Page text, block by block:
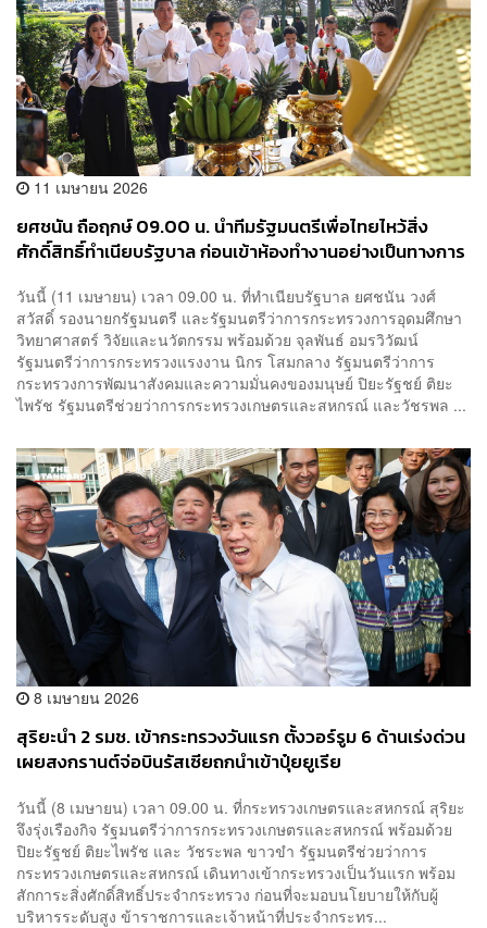
11 เมษายน 2026
ยศชนัน ถือฤกษ์ 09.00 น. นำทีมรัฐมนตรีเพื่อไทยไหว้สิ่ง
ศักดิ์สิทธิ์ทำเนียบรัฐบาล ก่อนเข้าห้องทำงานอย่างเป็นทางการ
วันนี้ (11 เมษายน) เวลา 09.00 น. ที่ทำเนียบรัฐบาล ยศชนัน วงศ์
สวัสดิ์ รองนายกรัฐมนตรี และรัฐมนตรีว่าการกระทรวงการอุดมศึกษา
วิทยาศาสตร์ วิจัยและนวัตกรรม พร้อมด้วย จุลพันธ์ อมรวิวัฒน์
รัฐมนตรีว่าการกระทรวงแรงงาน นิกร โสมกลาง รัฐมนตรีว่าการ
กระทรวงการพัฒนาสังคมและความมั่นคงของมนุษย์ ปิยะรัฐชย์ ติยะ
ไพรัช รัฐมนตรีช่วยว่าการกระทรวงเกษตรและสหกรณ์ และวัชรพล ...
8 เมษายน 2026
​สุริยะนำ 2 รมช. เข้ากระทรวงวันแรก ตั้งวอร์รูม 6 ด้านเร่งด่วน
เผยสงกรานต์จ่อบินรัสเซียถกนำเข้าปุ๋ยยูเรีย
วันนี้ (8 เมษายน) เวลา 09.00 น. ที่กระทรวงเกษตรและสหกรณ์ สุริยะ
จึงรุ่งเรืองกิจ รัฐมนตรีว่าการกระทรวงเกษตรและสหกรณ์ พร้อมด้วย
ปิยะรัฐชย์ ติยะไพรัช และ วัชระพล ขาวขำ รัฐมนตรีช่วยว่าการ
กระทรวงเกษตรและสหกรณ์ เดินทางเข้ากระทรวงเป็นวันแรก พร้อม
สักการะสิ่งศักดิ์สิทธิ์ประจำกระทรวง ก่อนที่จะมอบนโยบายให้กับผู้
บริหารระดับสูง ข้าราชการและเจ้าหน้าที่ประจำกระทร...